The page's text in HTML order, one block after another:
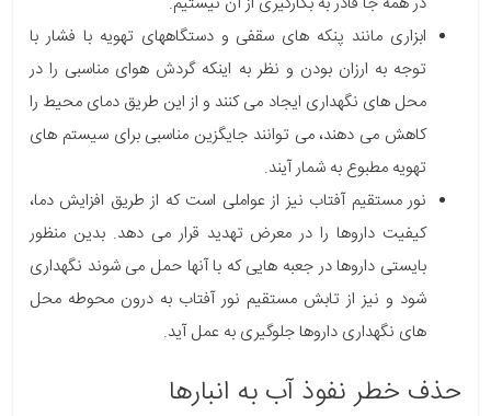
ابزاری مانند پنکه های سقفی و دستگاه­های تهویه با فشار با
توجه به ارزان بودن و نظر به اینکه گردش هوای مناسبی را در
محل های نگهداری ایجاد می کنند و از این طریق دمای محیط را
کاهش می دهند، می توانند جایگزین مناسبی برای سیستم های
تهویه مطبوع به شمار آیند.
نور مستقیم آفتاب نیز از عواملی است که از طریق افزایش دما،
کیفیت داروها را در معرض تهدید قرار می دهد. بدین منظور
بایستی داروها در جعبه هایی که با آنها حمل می شوند نگهداری
شود و نیز از تابش مستقیم نور آفتاب به درون محوطه محل
های نگهداری داروها جلوگیری به عمل آید.
حذف خطر نفوذ آب به انبارها